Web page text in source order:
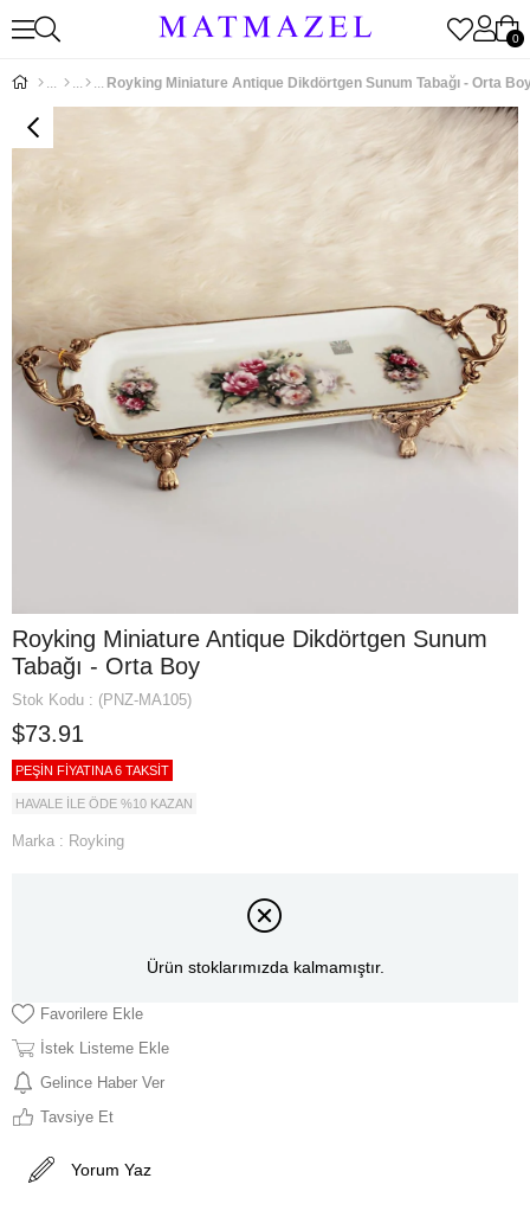
0
Royking Miniature Antique Dikdörtgen Sunum Tabağı - Orta
Royking Miniature Antique Dikdörtgen Sunum
Tabağı - Orta Boy
Stok Kodu (PNZ-MA105)
$73.91
PEŞİN FİYATINA 6 TAKSİT
HAVALE İLE ÖDE %10 KAZAN
Marka : Royking
Ürün stoklarımızda kalmamıştır.
Favorilere Ekle
İstek Listeme Ekle
Gelince Haber Ver
Tavsiye Et
Yorum Yaz